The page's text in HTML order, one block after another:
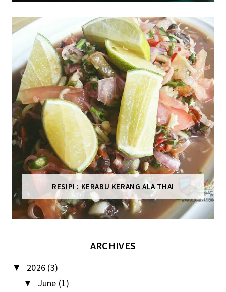
RESIPI : KERABU KERANG ALA THAI
ARCHIVES
▼ 2026 (3)
▼ June (1)